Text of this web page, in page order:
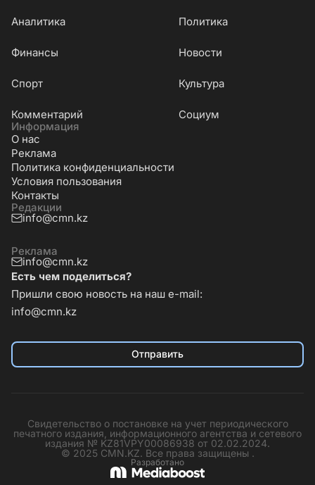
Аналитика Политика
Финансы Новости
Cпорт Культура
Комментарий
Социум
Информация
О нас
Реклама
Политика конфиденциальности
Условия пользования
Контакты
Редакции
info@cmn.kz
Реклама
info@cmn.kz
Есть чем поделиться?
Пришли свою новость на наш e-mail:
info@cmn.kz
Отправить
Свидетельство о постановке на учет периодического
печатного издания, информационного агентства и сетевого
издания № KZ81VPY00086938 от 02.02.2024.
© 2025 CMN.KZ. Все права защищены .
Разработано